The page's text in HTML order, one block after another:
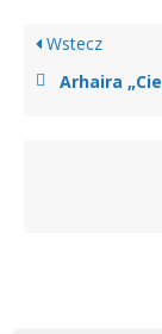
Wstecz
Arhaira